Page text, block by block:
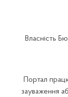
Власність
Портал
зауваження